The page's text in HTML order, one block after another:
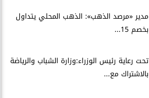
مدير «مرصد الذهب»: الذهب المحلي يتداول
بخصم 15...
تحت رعاية رئيس الوزراء:وزارة الشباب والرياضة
بالاشتراك مع...